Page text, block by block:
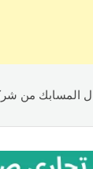
المسابك من